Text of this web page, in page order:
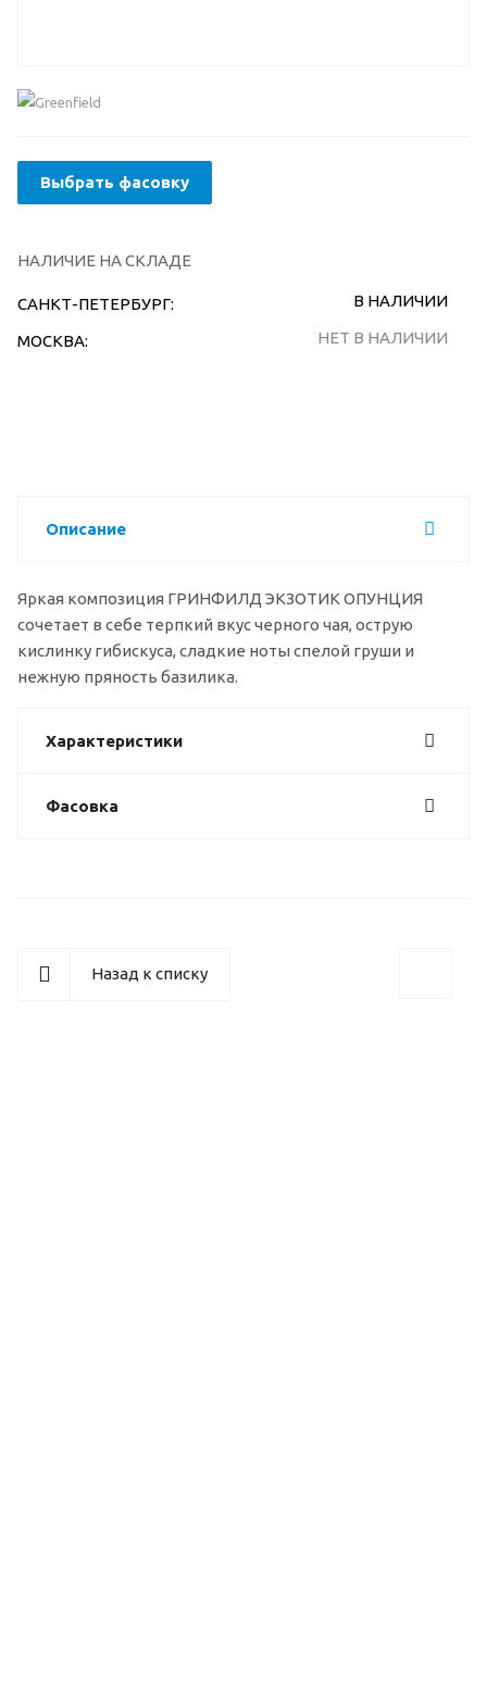
Выбрать фасовку
НАЛИЧИЕ НА СКЛАДЕ
САНКТ-ПЕТЕРБУРГ: В НАЛИЧИИ
МОСКВА: НЕТ В НАЛИЧИИ
Описание
Яркая композиция ГРИНФИЛД ЭКЗОТИК ОПУНЦИЯ
сочетает в себе терпкий вкус черного чая, острую
кислинку гибискуса, сладкие ноты спелой груши и
нежную пряность базилика.
Характеристики
Фасовка
Назад к списку